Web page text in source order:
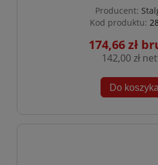
Producent:
Kod produktu:
174,66 zł
142,00 zł
Do koszyka